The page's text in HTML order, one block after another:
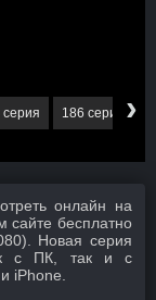
серия 186 серия ›
онлайн на
сайте бесплатно
Новая серия
с ПК, так и с
iPhone.